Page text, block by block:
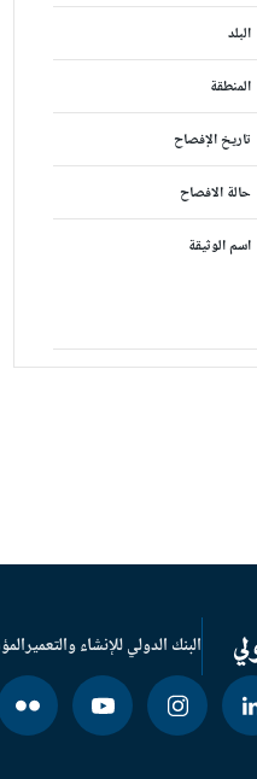
البلد
المنطقة
تاريخ الإفصاح
حالة الافصاح
اسم الوثيقة
البنك الدولي للإنشاء والتعمير